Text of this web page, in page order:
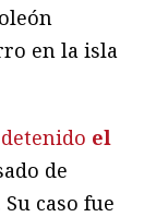
en la isla
el
de
caso fue